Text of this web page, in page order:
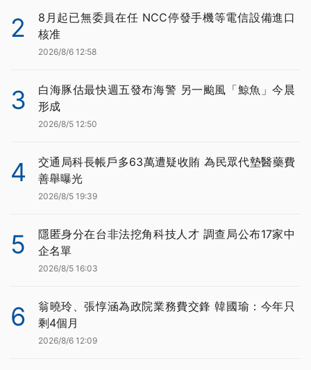
2
8月起已無委員在任 NCC停發手機等電信設備進口
核准
2026/8/6 12:58
3
白海豚估最快週五發布海警 另一颱風「鯨魚」今晨
形成
2026/8/5 12:50
4
交通局科長帳戶多63萬遭疑收賄 為民眾代墊醫藥費
善舉曝光
2026/8/5 19:39
5
隱匿身分在台非法挖角科技人才 調查局公布17家中
企名單
2026/8/5 16:03
6
翁曉玲、張惇涵為政院業務費交鋒 韓國瑜：今年只
剩4個月
2026/8/6 12:09